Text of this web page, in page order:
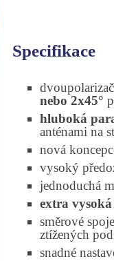
Specifikace
nebo 2x45°
hluboká
anténami na
nová
vysoký
jednoduchá
extra
směrové
ztížených
snadné